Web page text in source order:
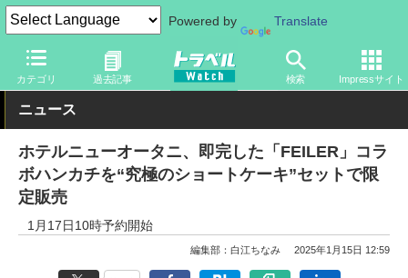
Powered by Translate
カテゴリ 過去記事 検索 Impressサイト
トラベル Watch 旅の情報 目的 グルメ
ニュース
ホテルニューオータニ、即完した「FEILER」コラ
ボハンカチを“究極のショートケーキ”セットで限
定販売
1月17日10時予約開始
編集部：白江ちなみ 2025年1月15日 12:59